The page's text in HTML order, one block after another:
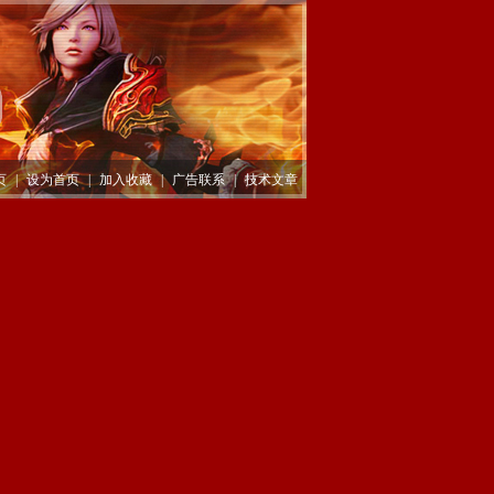
技术文章
广告联系 |
加入收藏 |
设为首页 |
|